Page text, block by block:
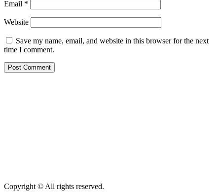
Email *
Website
Save my name, email, and website in this browser for the next
time I comment.
Copyright © All rights reserved.